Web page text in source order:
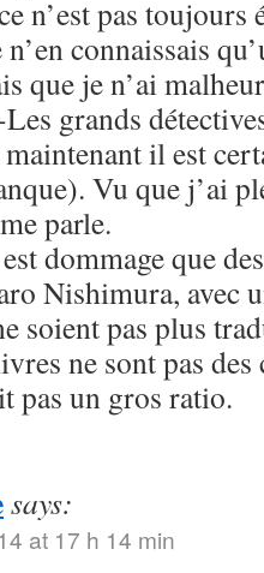
n’est pas
connaissais
que je n’ai
grands
il est
Vu que j’ai
parle.
dommage que
Nishimura, avec
soient pas plus
ne sont pas
pas un gros ratio.
says:
at 17 h 14 min